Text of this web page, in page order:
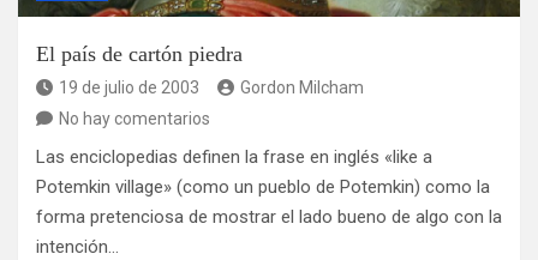
El país de cartón piedra
19 de julio de 2003
Gordon Milcham
No hay comentarios
Las enciclopedias definen la frase en inglés «like a
Potemkin village» (como un pueblo de Potemkin) como la
forma pretenciosa de mostrar el lado bueno de algo con la
intención…